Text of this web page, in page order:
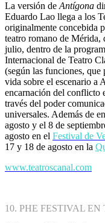
La versión de Antígona
Eduardo Lao llega a los
originalmente concebida
teatro romano de Mérida,
julio, dentro de la
Internacional de Teatro
(según las funciones, que
vida sobre el escenario a
encarnación del conflicto
través del poder
universales. Además de
agosto y el 8 de
agosto en el Festival de
17 y 18 de agosto en la
www.teatroscanal.com
10. PHE FESTIVAL EN